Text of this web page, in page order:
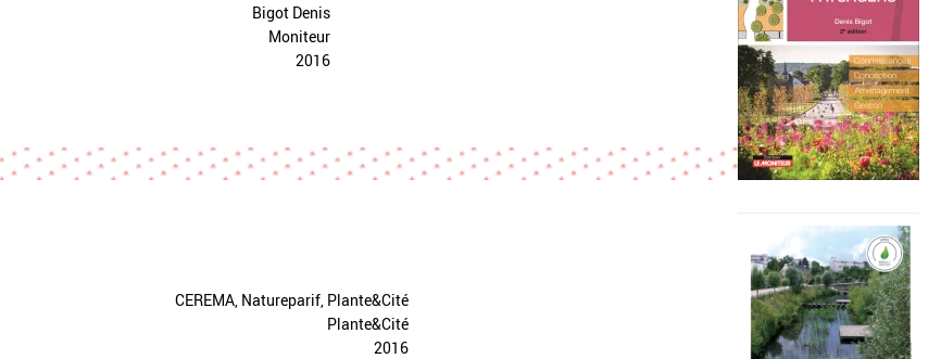
Bigot Denis
Moniteur
2016
CEREMA, Natureparif, Plante&Cité
Plante&Cité
2016